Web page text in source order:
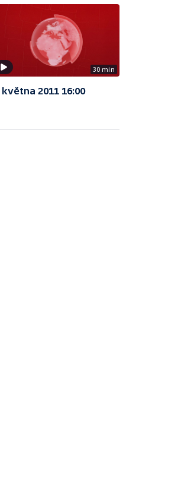
30 min
května 2011 16:00